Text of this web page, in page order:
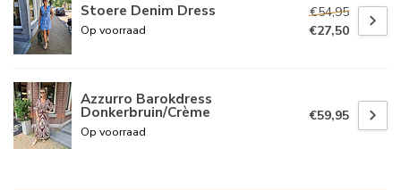
Stoere Denim Dress
Op voorraad
€54,95
€27,50
Azzurro Barokdress
Donkerbruin/Crème
Op voorraad
€59,95